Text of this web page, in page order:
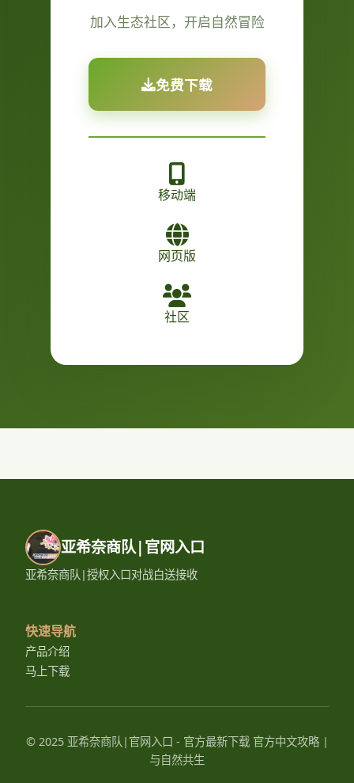
加入生态社区，开启自然冒险
免费下载
移动端
网页版
社区
亚希奈商队|官网入口
亚希奈商队|授权入口对战白送接收
快速导航
产品介绍
马上下载
© 2025 亚希奈商队|官网入口 - 官方最新下载 官方中文攻略 |
与自然共生